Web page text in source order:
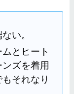
い。
とヒート
ズを着用
それなり